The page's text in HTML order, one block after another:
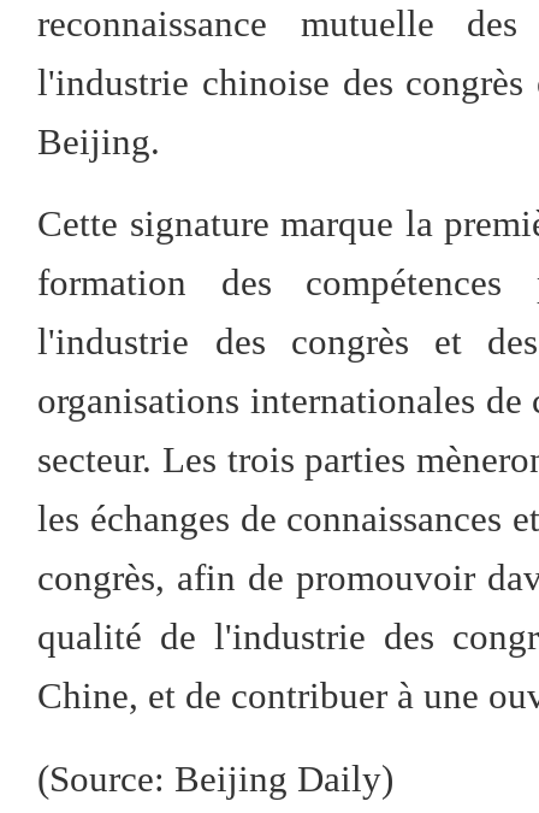
reconnaissance mutuelle
l'industrie chinoise des
Beijing.
Cette signature marque la
formation des
l'industrie des congrès et
organisations internationales de
secteur. Les trois parties
les échanges de connaissances
congrès, afin de promouvoir
qualité de l'industrie des
Chine, et de contribuer à une
(Source: Beijing Daily)